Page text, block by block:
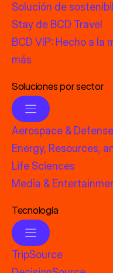
Solución de
Stay de BCD Travel
BCD VIP: Hecho a la
más
Soluciones por sector
Aerospace & Defense
Energy, Resources,
Life Sciences
Media &
Tecnología
TripSource